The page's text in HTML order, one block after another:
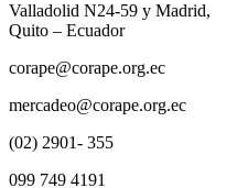
Valladolid N24-59 y Madrid,
Quito – Ecuador
corape@corape.org.ec
mercadeo@corape.org.ec
(02) 2901- 355
099 749 4191